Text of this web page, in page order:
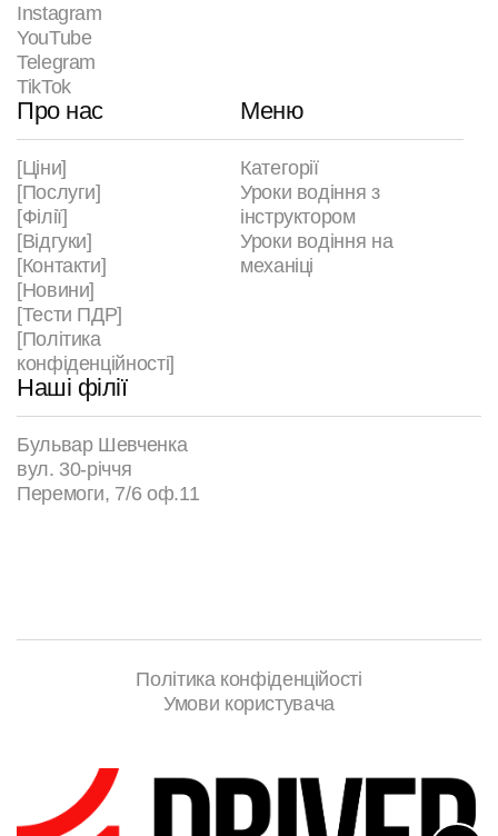
Instagram
YouTube
Telegram
TikTok
Про нас
[Ціни]
[Послуги]
[Філії]
[Відгуки]
[Контакти]
[Новини]
[Тести ПДР]
[Політика
конфіденційності]
Меню
Категорії
Уроки водіння з
інструктором
Уроки водіння на
механіці
Наші філії
Бульвар Шевченка
вул. 30-річчя
Перемоги, 7/6 оф.11
Політика конфіденційості
Умови користувача